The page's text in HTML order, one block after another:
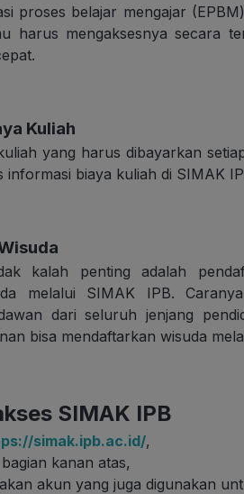
proses belajar mengajar
harus mengaksesnya secara
Kuliah
yang harus dibayarkan
informasi biaya kuliah di SIMAK
kalah penting adalah
melalui SIMAK IPB.
dari seluruh jenjang
bisa mendaftarkan wisuda
SIMAK IPB
simak.ipb.ac.id/,
kanan atas,
akun yang juga digunakan